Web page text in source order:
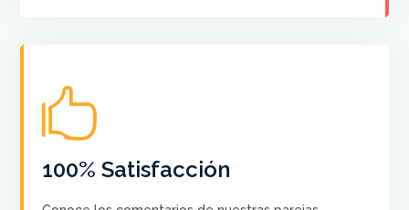

100% Satisfacción
No hay más satisfacción que saber que nuestros
cursos ayudan a crear el Baile de sus sueños a cada